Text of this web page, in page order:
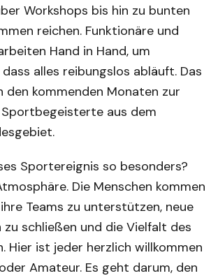
Workshops bis hin zu bunten
reichen. Funktionäre und
Hand in Hand, um
alles reibungslos abläuft. Das
den kommenden Monaten zur
aus dem
Sportereignis so besonders?
Die Menschen kommen
Teams zu unterstützen, neue
zu schließen und die Vielfalt des
Hier ist jeder herzlich willkommen
Amateur. Es geht darum, den